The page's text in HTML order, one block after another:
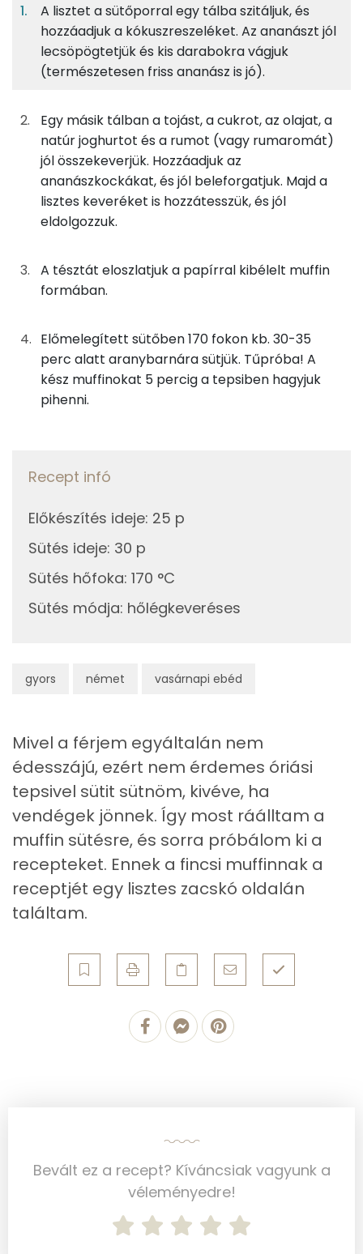
gyors német vasárnapi ebéd
4%
Fehérje
35%
Szénhidrát
14%
50g finomliszt
0gsütőpor
0 kcal
13gkókuszreszelék
63g ananászkonzerv
38 kcal
14gtojás
38g cukor
145 kcal
63g joghurt
38 kcal
2g rum 5 kcal
Egy
adagban
4
adagban
100
grammban
4%
35%
14%
TOP ásványi anyagok
Foszfor
Kálcium
Nátrium
Magnézium
Szelén
TOP vitaminok
Kolin:
E vitamin:
Niacin - B3 vitamin:
Riboflavin - B2 vitamin:
Összesen
Egyszeresen telítetlen zsírsav:
13 g
Többszörösen telítetlen zsírsav
Koleszterin
53 mg
Ásványi anyagok
Összesen
Cink
1 mg
Nátrium
53 mg
A lisztet a sütőporral egy tálba szitáljuk, és
hozzáadjuk a kókuszreszeléket. Az ananászt jól
lecsöpögtetjük és kis darabokra vágjuk
(természetesen friss ananász is jó).
Egy másik tálban a tojást, a cukrot, az olajat, a
natúr joghurtot és a rumot (vagy rumaromát)
jól összekeverjük. Hozzáadjuk az
ananászkockákat, és jól beleforgatjuk. Majd a
lisztes keveréket is hozzátesszük, és jól
eldolgozzuk.
A tésztát eloszlatjuk a papírral kibélelt muffin
formában.
Előmelegített sütőben 170 fokon kb. 30-35
perc alatt aranybarnára sütjük. Tűpróba! A
kész muffinokat 5 percig a tepsiben hagyjuk
pihenni.
Recept infó
Előkészítés ideje: 25 p
Sütés ideje: 30 p
Sütés hőfoka: 170 °C
Sütés módja: hőlégkeveréses
Mivel a férjem egyáltalán nem
édesszájú, ezért nem érdemes óriási
tepsivel sütit sütnöm, kivéve, ha
vendégek jönnek. Így most ráálltam a
muffin sütésre, és sorra próbálom ki a
recepteket. Ennek a fincsi muffinnak a
receptjét egy lisztes zacskó oldalán
találtam.
Bevált ez a recept? Kíváncsiak vagyunk a
véleményedre!